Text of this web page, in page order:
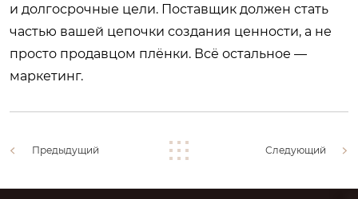
и долгосрочные цели. Поставщик должен стать
частью вашей цепочки создания ценности, а не
просто продавцом плёнки. Всё остальное —
маркетинг.
Предыдущий Следующий